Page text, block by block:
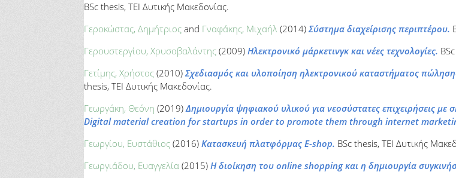
BSc thesis, ΤΕΙ Δυτικής Μακεδονίας.
Γεροκώστας, Δημήτριος and Γναφάκης, Μιχαήλ (2014)Σύστημα διαχείρισης περιπτέρου.
Γερουστεργίου, Χρυσοβαλάντης (2009) Ηλεκτρονικό μάρκετινγκ και νέες τεχνολογίες.
Γετίμης, Χρήστος (2010)Σχεδιασμός και υλοποίηση ηλεκτρονικού καταστήματος
thesis, ΤΕΙ Δυτικής Μακεδονίας.
Γεωργάκη, Θεόνη (2019)Δημιουργία ψηφιακού υλικού για νεοσύστατες επιχειρήσεις
Digital material creation for startups in order to promote them through internet
Γεωργίου, Ευστάθιος (2016) Κατασκευή πλατφόρμας E-shop. BSc thesis, ΤΕΙ Δυτικής
Γεωργιάδου, Ευαγγελία (2015) Η διοίκηση του online shopping και η δημιουργία